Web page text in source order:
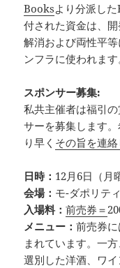
Booksより分派し
付された資金は、
解消および両性平
ンフラに使われます
スポンサー募集:
私共主催者は福引
サーを募集します
り早く その旨を連
日時： 12月6日（
会場： モ-ダポリテ
入場料：前売券＝
メニュー：前売券
まれています。一
選別した洋酒、ワ